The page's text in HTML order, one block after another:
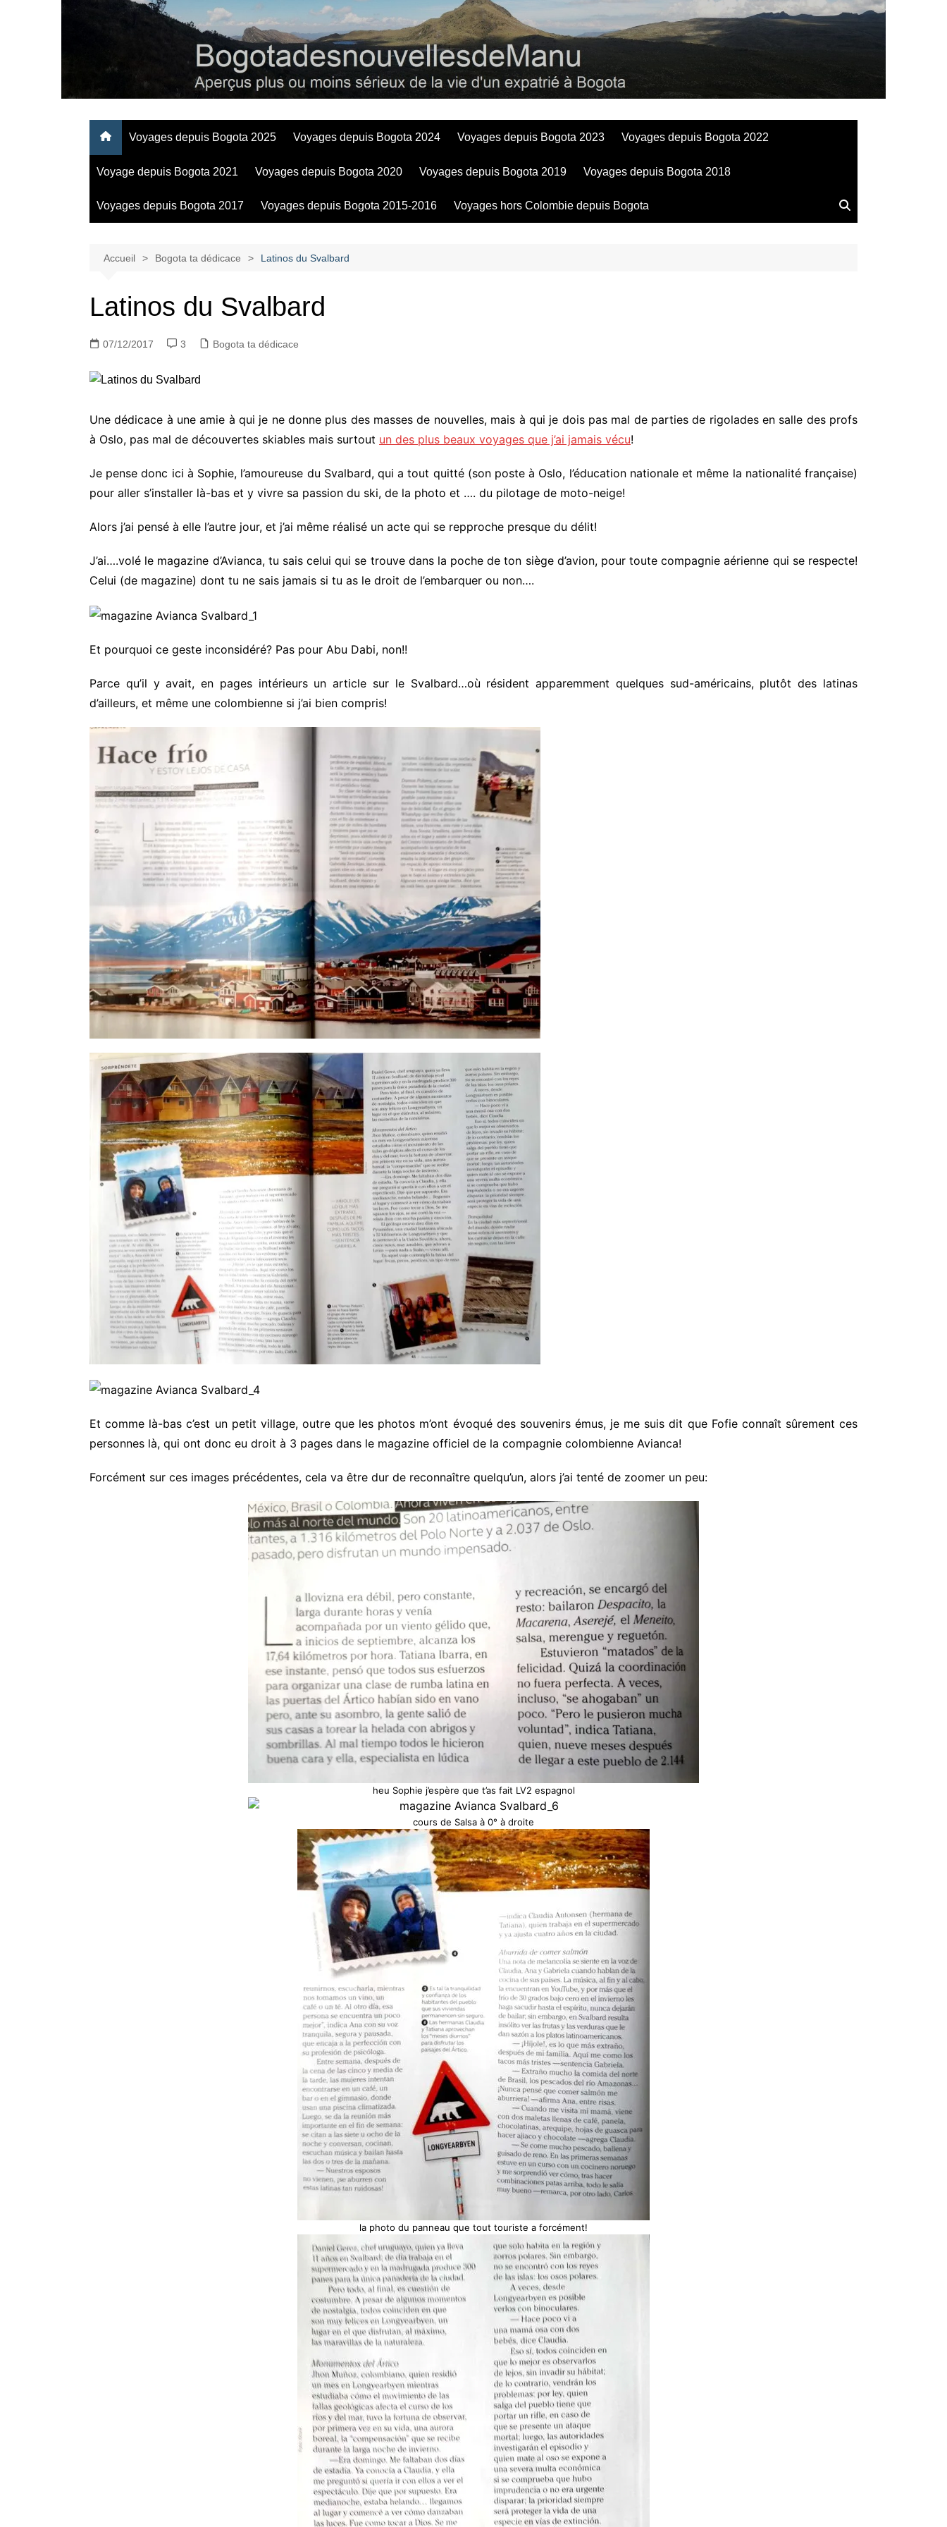
BogotadesnouvellesdeManu
Regards personnels sur la vie d’expatrié à Bogota
Voyages depuis Bogota 2025 Voyages depuis Bogota 2024 Voyages depuis Bogota 2023 Voyages depuis Bogota 2022
Voyage depuis Bogota 2021 Voyages depuis Bogota 2020 Voyages depuis Bogota 2019 Voyages depuis Bogota 2018
Voyages depuis Bogota 2017 Voyages depuis Bogota 2015-2016 Voyages hors Colombie depuis Bogota
Accueil Bogota ta dédicace Latinos du Svalbard
Latinos du Svalbard
07/12/2017 3 Bogota ta dédicace
Une dédicace à une amie à qui je ne donne plus des masses de nouvelles, mais à qui je dois pas mal de parties de rigolades en salle des profs
à Oslo, pas mal de découvertes skiables mais surtout un des plus beaux voyages que j’ai jamais vécu!
Je pense donc ici à Sophie, l’amoureuse du Svalbard, qui a tout quitté (son poste à Oslo, l’éducation nationale et même la nationalité française)
pour aller s’installer là-bas et y vivre sa passion du ski, de la photo et …. du pilotage de moto-neige!
Alors j’ai pensé à elle l’autre jour, et j’ai même réalisé un acte qui se repproche presque du délit!
J’ai….volé le magazine d’Avianca, tu sais celui qui se trouve dans la poche de ton siège d’avion, pour toute compagnie aérienne qui se respecte!
Celui (de magazine) dont tu ne sais jamais si tu as le droit de l’embarquer ou non….
Et pourquoi ce geste inconsidéré? Pas pour Abu Dabi, non!!
Parce qu’il y avait, en pages intérieurs un article sur le Svalbard…où résident apparemment quelques sud-américains, plutôt des latinas
d’ailleurs, et même une colombienne si j’ai bien compris!
Et comme là-bas c’est un petit village, outre que les photos m’ont évoqué des souvenirs émus, je me suis dit que Fofie connaît sûrement ces
personnes là, qui ont donc eu droit à 3 pages dans le magazine officiel de la compagnie colombienne Avianca!
Forcément sur ces images précédentes, cela va être dur de reconnaître quelqu’un, alors j’ai tenté de zoomer un peu:
heu Sophie j’espère que t’as fait LV2 espagnol
cours de Salsa à 0° à droite
la photo du panneau que tout touriste a forcément!